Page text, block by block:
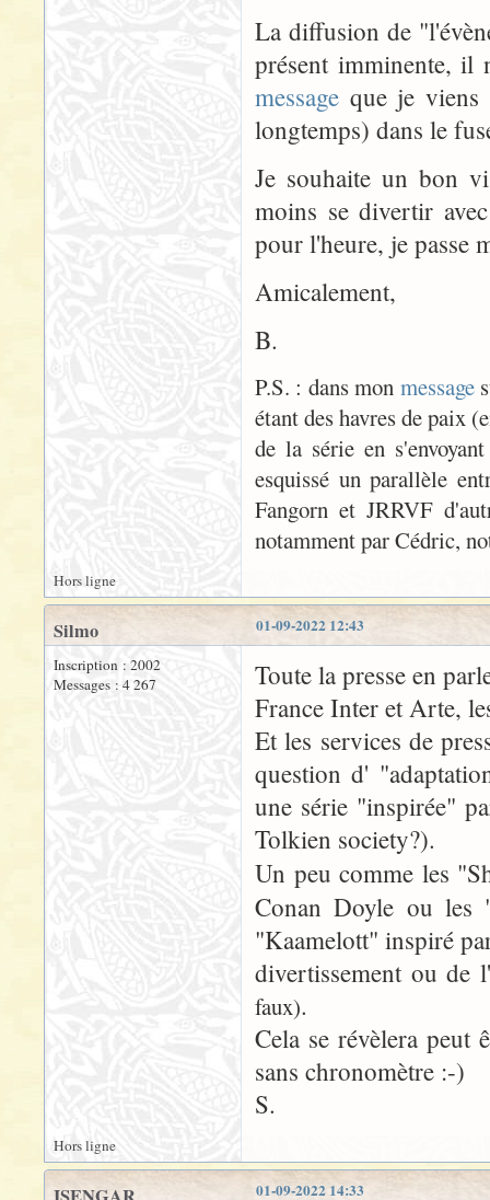
La diffusion de
présent imminente, il
message que je viens
longtemps) dans le
Je souhaite un bon
moins se divertir
pour l'heure, je passe
Amicalement,
B.
P.S. : dans mon message
étant des havres de paix
de la série en
esquissé un parallèle
Fangorn et JRRVF
notamment par Cédric,
Hors ligne
01-09-2022 12:43
Silmo
Inscription : 2002
Messages : 4 267
Toute la presse en
France Inter et Arte,
Et les services de
question d'
une série "inspirée"
Tolkien society?).
Un peu comme les
Conan Doyle ou les
"Kaamelott" inspiré
divertissement ou de
faux).
Cela se révèlera peut
sans chronomètre :-)
S.
Hors ligne
01-09-2022 14:33